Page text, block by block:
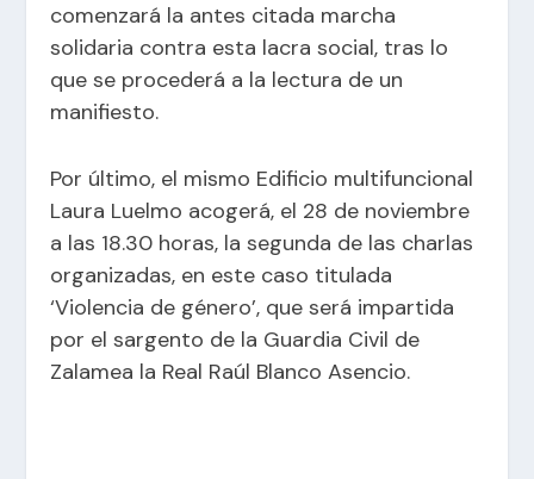
comenzará la antes citada marcha
solidaria contra esta lacra social, tras lo
que se procederá a la lectura de un
manifiesto.
Por último, el mismo Edificio multifuncional
Laura Luelmo acogerá, el 28 de noviembre
a las 18.30 horas, la segunda de las charlas
organizadas, en este caso titulada
‘Violencia de género’, que será impartida
por el sargento de la Guardia Civil de
Zalamea la Real Raúl Blanco Asencio.